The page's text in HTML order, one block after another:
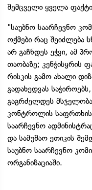
შემცველი ყველა
"საუბნო საარჩევნო
ოქმები რაც შეიძლება
არ გაჩნდეს ეჭვი, ამ
თაობაზე; კენჭისყრის
რისკის გამო ახალი
გადახედვას
გაგრძელდეს
კონტროლის საფრთხის
საარჩევნო
და სამუშაო ეთიკის
საუბნო საარჩევნო
ორგანიზაციაში.